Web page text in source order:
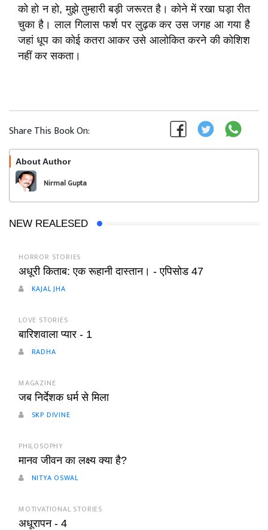
को हो न हो, मुझे तुम्हारी बड़ी जरूरत है। कोने में रखा घड़ा रीत
चुका है। लाल गिलास फर्श पर लुढ़क कर उस जगह आ गया है
जहां धूप का कोई कतरा आकर उसे आलोकित करने की कोशिश
नहीं कर सकता।
Share This Book On:
About Author
Nirmal Gupta
NEW REALESED
HORROR STORIES
अधूरी किताब: एक रूहानी दास्तान। - एपिसोड 47
KAJAL JHA
LOVE STORIES
बारिशवाला प्यार - 1
RADHA
MAGAZINE
जब निर्देशक धर्म से मिला
SKP DIVINE
PHILOSOPHY
मानव जीवन का लक्ष्य क्या है?
NITYA OSWAL
MOTIVATIONAL STORIES
अधूरापन - 4